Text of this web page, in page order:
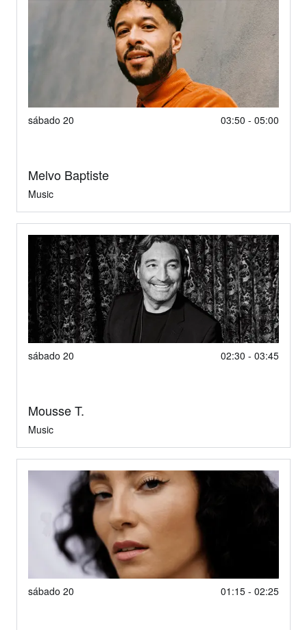
sábado 20 03:50 - 05:00
Melvo Baptiste
Music
sábado 20 02:30 - 03:45
Mousse T.
Music
sábado 20 01:15 - 02:25